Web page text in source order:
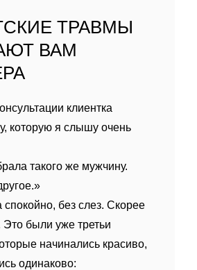
ТРАВМЫ
ВАМ
клиентка
которую я слышу очень
такого же мужчину.
без слез. Скорее
Это были уже третьи
начинались красиво,
одинаково: